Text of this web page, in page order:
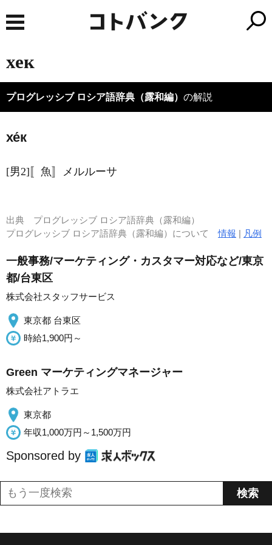
хек
プログレッシブ ロシア語辞典（露和編） の解説
хе́к
[男2]〚魚〛メルルーサ
出典 プログレッシブ ロシア語辞典（露和編）
プログレッシブ ロシア語辞典（露和編）について情報 | 凡例
一般事務/マーケティング・カスタマー対応など/東京
都/台東区
株式会社スタッフサービス
東京都 台東区
時給1,900円～
Green マーケティングマネージャー
株式会社アトラエ
東京都
年収1,000万円～1,500万円
Sponsored by